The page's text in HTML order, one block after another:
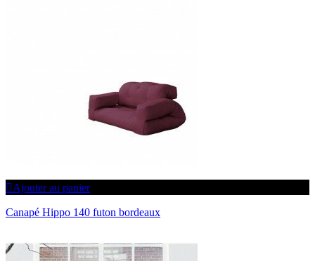
Ajouter au panier
Canapé Hippo 140 futon bordeaux